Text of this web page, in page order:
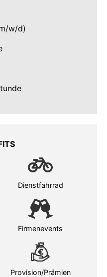
w/d)
Dienstfahrrad
Firmenevents
Provision/Prämien